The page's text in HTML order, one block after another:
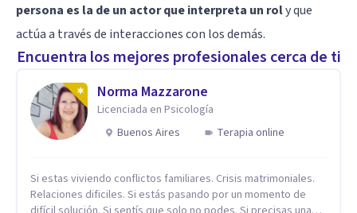
persona es la de un actor que interpreta un roly que
actúa a través de interacciones con los demás.
Encuentra los mejores profesionales cerca de ti
Norma Mazzarone
Licenciada en Psicología
Buenos Aires
Terapia online
Si estas viviendo conflictos familiares. Crisis matrimoniales.
Relaciones dificiles. Si estás pasando por un momento de